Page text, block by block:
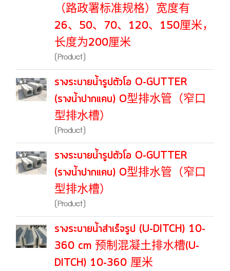
（路政署标准规格）宽度有
26、50、70、120、150厘米，
长度为200厘米
(Product)
รางระบายน้ำรูปตัวโอ O-GUTTER
(รางน้ำปากแคบ) O型排水管（窄口
型排水槽）
(Product)
รางระบายน้ำรูปตัวโอ O-GUTTER
(รางน้ำปากแคบ) O型排水管（窄口
型排水槽）
(Product)
รางระบายน้ำสำเร็จรูป (U-DITCH) 10-
360 cm 预制混凝土排水槽(U-
DITCH) 10-360 厘米